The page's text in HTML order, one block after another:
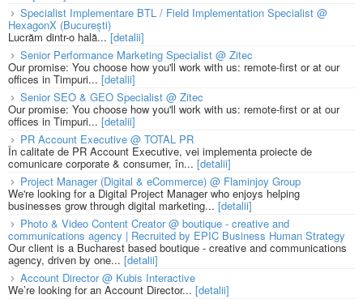
Specialist Implementare BTL / Field Implementation Specialist @
HexagonX (București)
Lucrăm dintr-o hală...[detalii]
Senior Performance Marketing Specialist @ Zitec
Our promise: You choose how you'll work with us: remote-first or at our
offices in Timpuri... [detalii]
Senior SEO & GEO Specialist @ Zitec
Our promise: You choose how you'll work with us: remote-first or at our
offices in Timpuri... [detalii]
PR Account Executive @ TOTAL PR
În calitate de PR Account Executive, vei implementa proiecte de
comunicare corporate & consumer, în... [detalii]
Project Manager (Digital & eCommerce) @ Flaminjoy Group
We're looking for a Digital Project Manager who enjoys helping
businesses grow through digital marketing... [detalii]
Photo & Video Content Creator @ boutique - creative and
communications agency | Recruited by EPIC Business Human Strategy
Our client is a Bucharest based boutique - creative and communications
agency, driven by one... [detalii]
Account Director @ Kubis Interactive
We’re looking for an Account Director... [detalii]